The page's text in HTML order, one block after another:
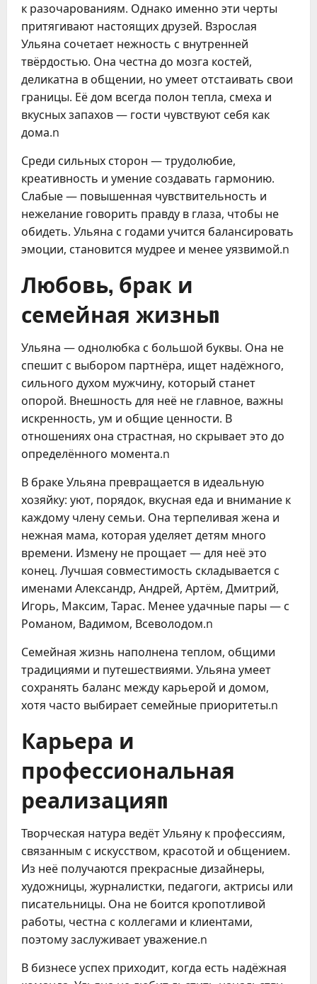
к разочарованиям. Однако именно эти черты
притягивают настоящих друзей. Взрослая
Ульяна сочетает нежность с внутренней
твёрдостью. Она честна до мозга костей,
деликатна в общении, но умеет отстаивать свои
границы. Её дом всегда полон тепла, смеха и
вкусных запахов — гости чувствуют себя как
дома.n
Среди сильных сторон — трудолюбие,
креативность и умение создавать гармонию.
Слабые — повышенная чувствительность и
нежелание говорить правду в глаза, чтобы не
обидеть. Ульяна с годами учится балансировать
эмоции, становится мудрее и менее уязвимой.n
Любовь, брак и
семейная жизньn
Ульяна — однолюбка с большой буквы. Она не
спешит с выбором партнёра, ищет надёжного,
сильного духом мужчину, который станет
опорой. Внешность для неё не главное, важны
искренность, ум и общие ценности. В
отношениях она страстная, но скрывает это до
определённого момента.n
В браке Ульяна превращается в идеальную
хозяйку: уют, порядок, вкусная еда и внимание к
каждому члену семьи. Она терпеливая жена и
нежная мама, которая уделяет детям много
времени. Измену не прощает — для неё это
конец. Лучшая совместимость складывается с
именами Александр, Андрей, Артём, Дмитрий,
Игорь, Максим, Тарас. Менее удачные пары — с
Романом, Вадимом, Всеволодом.n
Семейная жизнь наполнена теплом, общими
традициями и путешествиями. Ульяна умеет
сохранять баланс между карьерой и домом,
хотя часто выбирает семейные приоритеты.n
Карьера и
профессиональная
реализацияn
Творческая натура ведёт Ульяну к профессиям,
связанным с искусством, красотой и общением.
Из неё получаются прекрасные дизайнеры,
художницы, журналистки, педагоги, актрисы или
писательницы. Она не боится кропотливой
работы, честна с коллегами и клиентами,
поэтому заслуживает уважение.n
В бизнесе успех приходит, когда есть надёжная